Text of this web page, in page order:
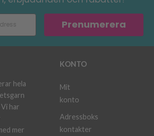
Prenumerera
hela
har
mer
KONTO
Mit
konto
Adressboks
kontakter